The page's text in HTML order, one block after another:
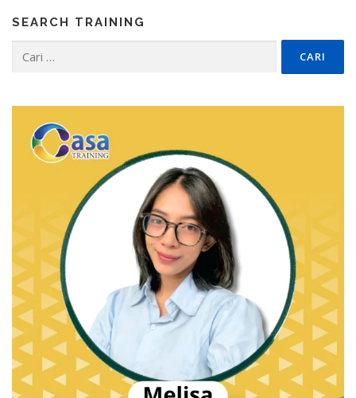
SEARCH TRAINING
untuk: